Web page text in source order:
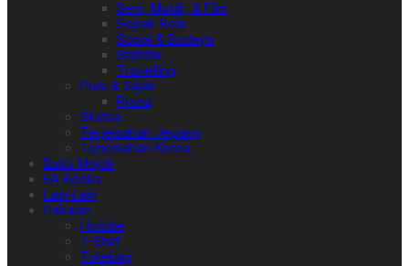
Seni, Musik, & Film
Sepak Bola
Sosial & Budaya
Statistik
Travelling
Puisi & Sajak
Prosa
Sketsa
Terjemahan Jepang
Terjemahan Korea
Buku Mojok
EA Books
Lain-Lain
Pakaian
Hoodie
T-Shirt
Totebag